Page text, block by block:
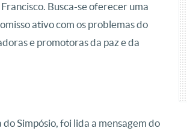
Busca-se oferecer uma
ativo com os problemas do
e promotoras da paz e da
Simpósio, foi lida a mensagem do